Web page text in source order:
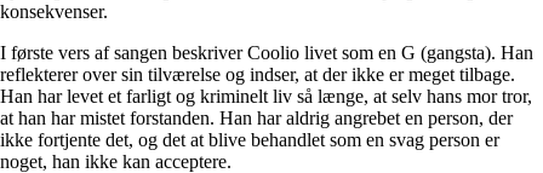
konsekvenser.
I første vers af sangen beskriver Coolio livet som en G (gangsta). Han
reflekterer over sin tilværelse og indser, at der ikke er meget tilbage.
Han har levet et farligt og kriminelt liv så længe, at selv hans mor tror,
at han har mistet forstanden. Han har aldrig angrebet en person, der
ikke fortjente det, og det at blive behandlet som en svag person er
noget, han ikke kan acceptere.